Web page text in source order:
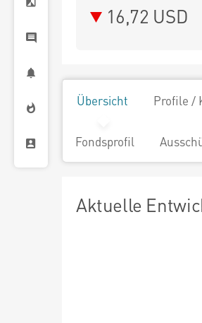
16,72 USD
Übersicht Profile /
Fondsprofil
Aktuelle